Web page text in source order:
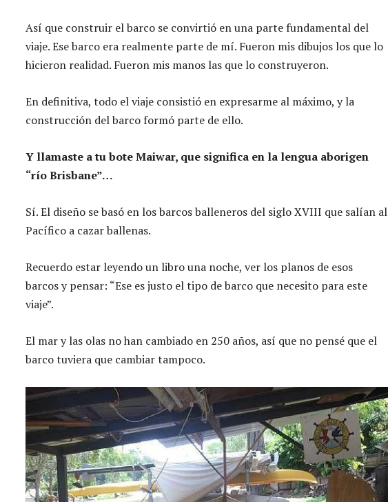
Así que construir el barco se convirtió en una parte fundamental del
viaje. Ese barco era realmente parte de mí. Fueron mis dibujos los que lo
hicieron realidad. Fueron mis manos las que lo construyeron.
En definitiva, todo el viaje consistió en expresarme al máximo, y la
construcción del barco formó parte de ello.
Y llamaste a tu bote Maiwar, que significa en la lengua aborigen
“río Brisbane”…
Sí. El diseño se basó en los barcos balleneros del siglo XVIII que salían al
Pacífico a cazar ballenas.
Recuerdo estar leyendo un libro una noche, ver los planos de esos
barcos y pensar: “Ese es justo el tipo de barco que necesito para este
viaje”.
El mar y las olas no han cambiado en 250 años, así que no pensé que el
barco tuviera que cambiar tampoco.